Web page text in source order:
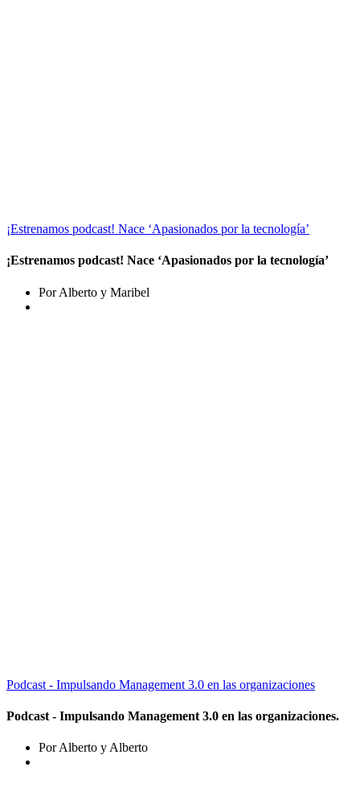
¡Estrenamos podcast! Nace ‘Apasionados por la tecnología’
¡Estrenamos podcast! Nace ‘Apasionados por la tecnología’
Por Alberto y Maribel
Podcast - Impulsando Management 3.0 en las organizaciones
Podcast - Impulsando Management 3.0 en las organizaciones.
Por Alberto y Alberto